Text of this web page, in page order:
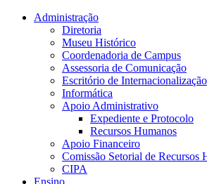
Conteúdo principal Menu principal
Administração
Diretoria
Museu Histórico
Coordenadoria de Campus
Assessoria de Comunicação
Escritório de Internacionalização
Informática
Apoio Administrativo
Expediente e Protocolo
Recursos Humanos
Apoio Financeiro
Comissão Setorial de Recursos
CIPA
Ensino